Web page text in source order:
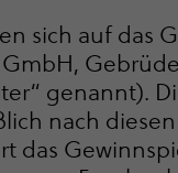
sich auf das
genannt).
nach
das